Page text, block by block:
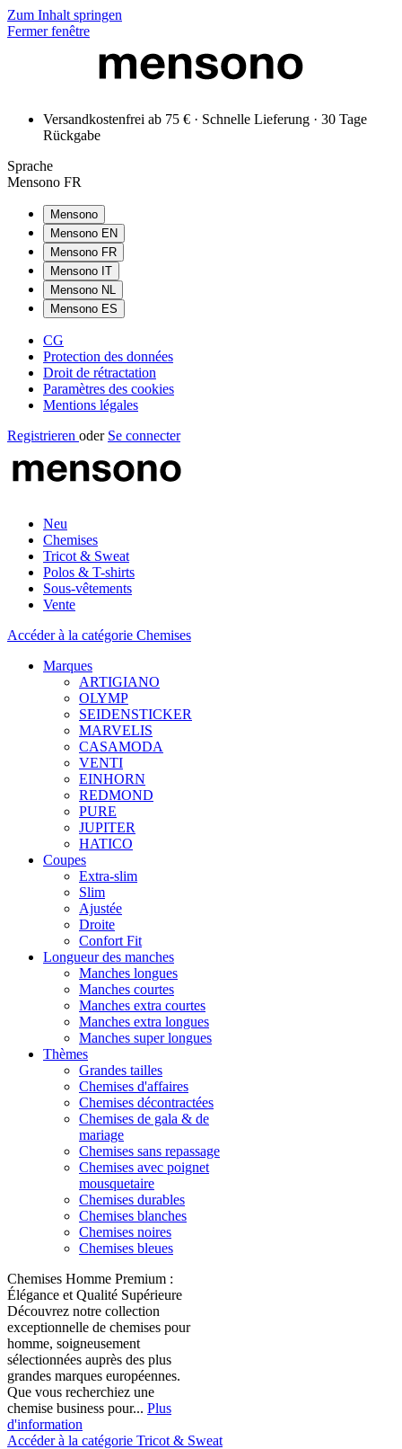
Zum Inhalt springen
Fermer fenêtre
Versandkostenfrei ab 75 € · Schnelle Lieferung · 30 Tage
Rückgabe
Sprache
Mensono FR
Mensono
Mensono EN
Mensono FR
Mensono IT
Mensono NL
Mensono ES
CG
Protection des données
Droit de rétractation
Paramètres des cookies
Mentions légales
Registrieren oder Se connecter
Neu
Chemises
Tricot & Sweat
Polos & T-shirts
Sous-vêtements
Vente
Accéder à la catégorie Chemises
Marques
ARTIGIANO
OLYMP
SEIDENSTICKER
MARVELIS
CASAMODA
VENTI
EINHORN
REDMOND
PURE
JUPITER
HATICO
Coupes
Extra-slim
Slim
Ajustée
Droite
Confort Fit
Longueur des manches
Manches longues
Manches courtes
Manches extra courtes
Manches extra longues
Manches super longues
Thèmes
Grandes tailles
Chemises d'affaires
Chemises décontractées
Chemises de gala & de
mariage
Chemises sans repassage
Chemises avec poignet
mousquetaire
Chemises durables
Chemises blanches
Chemises noires
Chemises bleues
Chemises Homme Premium :
Élégance et Qualité Supérieure
Découvrez notre collection
exceptionnelle de chemises pour
homme, soigneusement
sélectionnées auprès des plus
grandes marques européennes.
Que vous recherchiez une
chemise business pour... Plus
d'information
Accéder à la catégorie Tricot & Sweat